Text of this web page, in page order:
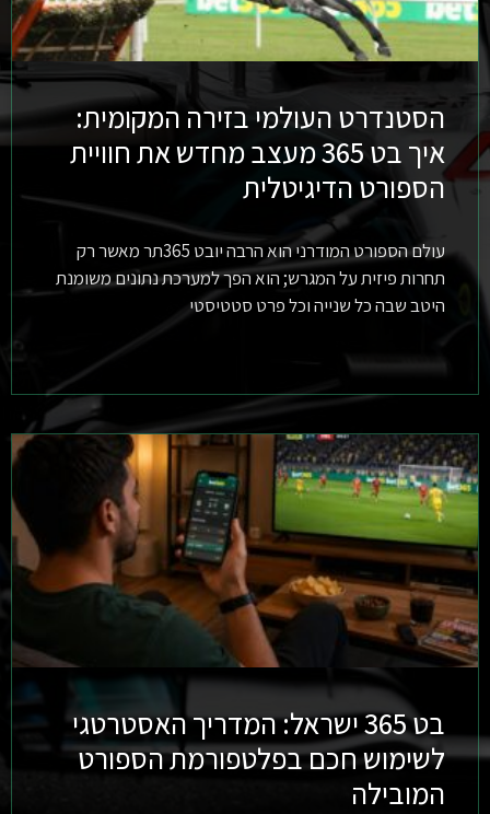
הסטנדרט העולמי בזירה המקומית:
איך בט 365 מעצב מחדש את חוויית
הספורט הדיגיטלית
עולם הספורט המודרני הוא הרבה יובט 365תר מאשר רק
תחרות פיזית על המגרש; הוא הפך למערכת נתונים משומנת
היטב שבה כל שנייה וכל פרט סטטיסטי
בט 365 ישראל: המדריך האסטרטגי
לשימוש חכם בפלטפורמת הספורט
המובילה